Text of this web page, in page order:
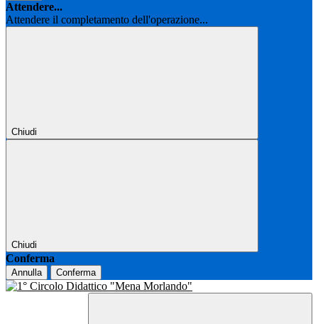
Attendere...
Attendere il completamento dell'operazione...
Chiudi
Chiudi
Conferma
Annulla Conferma